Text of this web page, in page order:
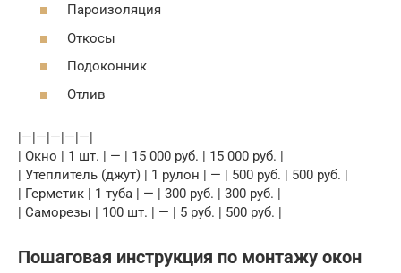
Пароизоляция
Откосы
Подоконник
Отлив
|—|—|—|—|—|
| Окно | 1 шт. | — | 15 000 руб. | 15 000 руб. |
| Утеплитель (джут) | 1 рулон | — | 500 руб. | 500 руб. |
| Герметик | 1 туба | — | 300 руб. | 300 руб. |
| Саморезы | 100 шт. | — | 5 руб. | 500 руб. |
Пошаговая инструкция по монтажу окон